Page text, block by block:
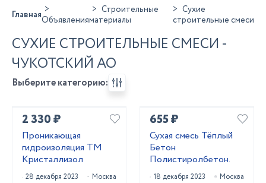
ГлавнаяОбъявления
Строительные
материалы
Сухие
строительные смеси
СУХИЕ СТРОИТЕЛЬНЫЕ СМЕСИ -
ЧУКОТСКИЙ АО
Выберите категорию:
2 330 ₽
Проникающая
гидроизоляция ТМ
Кристаллизол
28 декабря 2023 Москва
655 ₽
Сухая смесь Тёплый
Бетон
Полистиролбетон.
18 декабря 2023 Москва